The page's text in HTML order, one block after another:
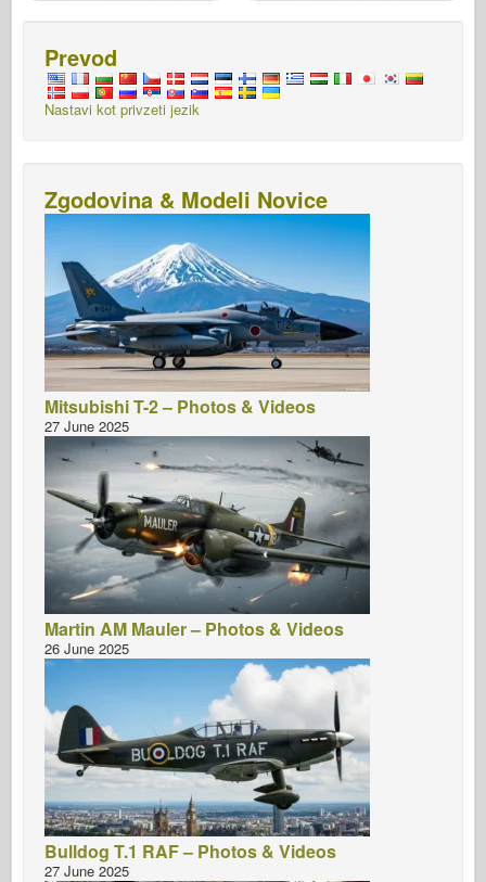
Prevod
Nastavi kot privzeti jezik
Zgodovina & Modeli Novice
Mitsubishi T-2 – Photos & Videos
27 June 2025
Martin AM Mauler – Photos & Videos
26 June 2025
Bulldog T.1 RAF – Photos & Videos
27 June 2025